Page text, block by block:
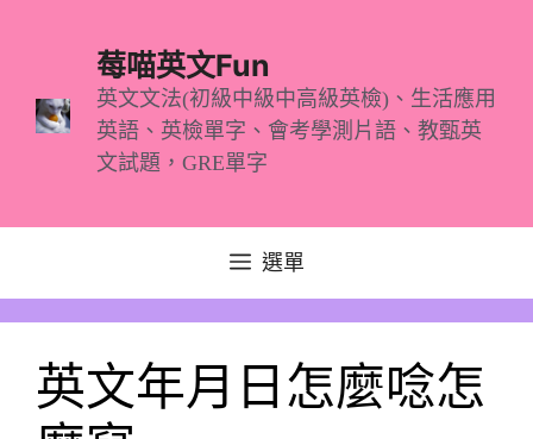
莓喵英文Fun
英文文法(初級中級中高級英檢)、生活應用
英語、英檢單字、會考學測片語、教甄英
文試題，GRE單字
選單
英文年月日怎麼唸怎